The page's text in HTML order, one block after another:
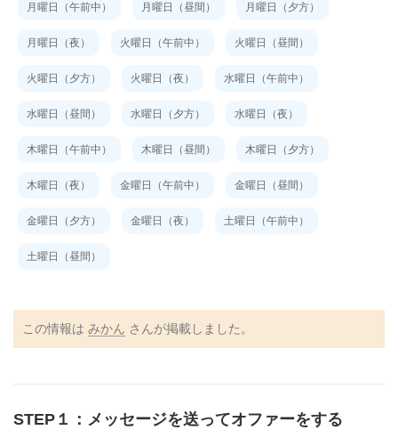
月曜日（午前中） 月曜日（昼間） 月曜日（夕方）
月曜日（夜） 火曜日（午前中） 火曜日（昼間）
火曜日（夕方） 火曜日（夜） 水曜日（午前中）
水曜日（昼間） 水曜日（夕方） 水曜日（夜）
木曜日（午前中） 木曜日（昼間） 木曜日（夕方）
木曜日（夜） 金曜日（午前中） 金曜日（昼間）
金曜日（夕方） 金曜日（夜） 土曜日（午前中）
土曜日（昼間）
この情報は みかん さんが掲載しました。
STEP１：メッセージを送ってオファーをする